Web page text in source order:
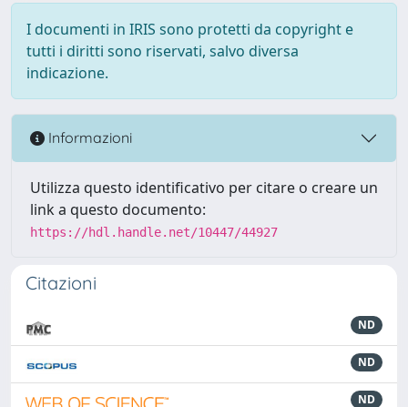
I documenti in IRIS sono protetti da copyright e
tutti i diritti sono riservati, salvo diversa
indicazione.
Informazioni
Utilizza questo identificativo per citare o creare un
link a questo documento:
https://hdl.handle.net/10447/44927
Citazioni
ND
ND
ND